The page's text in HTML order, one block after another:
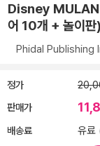
Disney MULAN
어 10개 + 놀이판)
Phidal Publishing
정가
판매가
배송료
유료